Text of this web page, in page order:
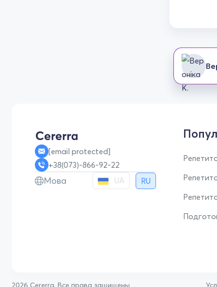
[email protected]
+38(073)-866-92-22
Мова UA RU
2026 Cererra. Все права защищены